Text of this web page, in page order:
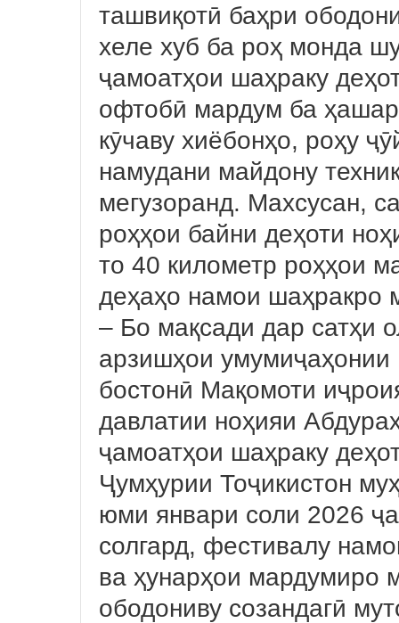
ташвиқотӣ баҳри
хеле хуб ба роҳ монда
ҷамоатҳои шаҳраку
офтобӣ мардум ба
кӯчаву хиёбонҳо, роҳу
намудани майдону
мегузоранд. Махсусан,
роҳҳои байни деҳоти
то 40 километр роҳҳои
деҳаҳо намои шаҳракро
– Бо мақсади дар сатҳи
арзишҳои
бостонӣ Мақомоти
давлатии ноҳияи
ҷамоатҳои шаҳраку
Ҷумҳурии Тоҷикистон
юми январи соли 2026
солгард, фестивалу
ва ҳунарҳои мардумиро
ободониву созандагӣ